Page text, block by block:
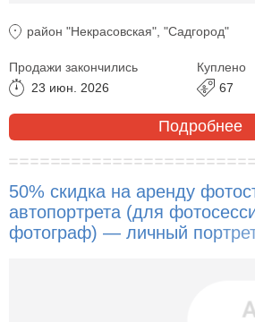
район "Некрасовская", "Садгород"
Продажи закончились
23 июн. 2026
Куплено
67
Подробнее
50% скидка на аренду
автопортрета (для
фотограф) — личный